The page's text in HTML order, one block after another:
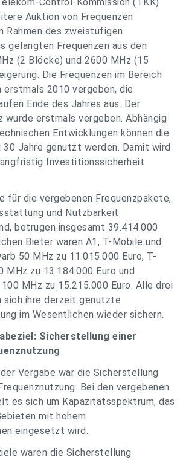
Auktion von Frequenzen
Rahmen des zweistufigen
gelangten Frequenzen aus den
(2 Blöcke) und 2600 MHz (15
Die Frequenzen im Bereich
erstmals 2010 vergeben, die
Ende des Jahres aus. Der
wurde erstmals vergeben. Abhängig
Entwicklungen können die
30 Jahre genutzt werden. Damit wird
Investitionssicherheit
für die vergebenen Frequenzpakete,
und Nutzbarkeit
betrugen insgesamt 39.414.000
Bieter waren A1, T-Mobile und
50 MHz zu 11.015.000 Euro, T-
MHz zu 13.184.000 Euro und
MHz zu 15.215.000 Euro. Alle drei
sich ihre derzeit genutzte
im Wesentlichen wieder sichern.
Sicherstellung einer
Vergabe war die Sicherstellung
Bei den vergebenen
es sich um Kapazitätsspektrum, das
mit hohem
eingesetzt wird.
waren die Sicherstellung